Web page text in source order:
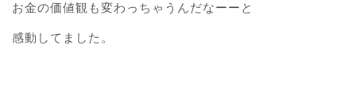
お金の価値観も変わっちゃうんだなーーと
感動してました。